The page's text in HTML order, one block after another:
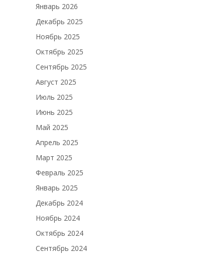
Январь 2026
Декабрь 2025
Ноябрь 2025
Октябрь 2025
Сентябрь 2025
Август 2025
Июль 2025
Июнь 2025
Май 2025
Апрель 2025
Март 2025
Февраль 2025
Январь 2025
Декабрь 2024
Ноябрь 2024
Октябрь 2024
Сентябрь 2024